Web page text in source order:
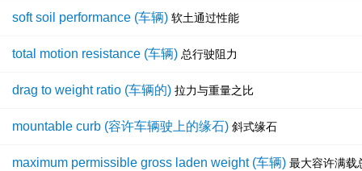
soft soil performance (车辆) 软土通过性能
total motion resistance (车辆) 总行驶阻力
drag to weight ratio (车辆的) 拉力与重量之比
mountable curb (容许车辆驶上的缘石) 斜式缘石
maximum permissible gross laden weight (车辆) 最大容许满载